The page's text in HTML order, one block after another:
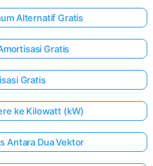
Alternatif Gratis
Gratis
Gratis
ke Kilowatt (kW)
Antara Dua Vektor